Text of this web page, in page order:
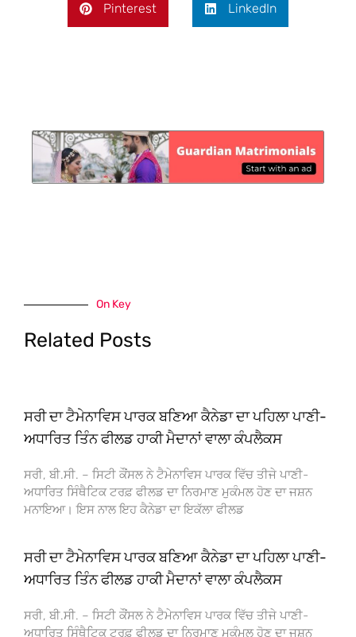
Pinterest LinkedIn
On Key
Related Posts
ਸਰੀ ਦਾ ਟੈਮੇਨਾਵਿਸ ਪਾਰਕ ਬਣਿਆ ਕੈਨੇਡਾ ਦਾ ਪਹਿਲਾ ਪਾਣੀ-
ਅਧਾਰਿਤ ਤਿੰਨ ਫੀਲਡ ਹਾਕੀ ਮੈਦਾਨਾਂ ਵਾਲਾ ਕੰਪਲੈਕਸ
ਸਰੀ, ਬੀ.ਸੀ. – ਸਿਟੀ ਕੌਂਸਲ ਨੇ ਟੈਮੇਨਾਵਿਸ ਪਾਰਕ ਵਿੱਚ ਤੀਜੇ ਪਾਣੀ-
ਅਧਾਰਿਤ ਸਿੰਥੈਟਿਕ ਟਰਫ਼ ਫੀਲਡ ਦਾ ਨਿਰਮਾਣ ਮੁਕੰਮਲ ਹੋਣ ਦਾ ਜਸ਼ਨ
ਮਨਾਇਆ। ਇਸ ਨਾਲ ਇਹ ਕੈਨੇਡਾ ਦਾ ਇਕੱਲਾ ਫੀਲਡ
ਸਰੀ ਦਾ ਟੈਮੇਨਾਵਿਸ ਪਾਰਕ ਬਣਿਆ ਕੈਨੇਡਾ ਦਾ ਪਹਿਲਾ ਪਾਣੀ-
ਅਧਾਰਿਤ ਤਿੰਨ ਫੀਲਡ ਹਾਕੀ ਮੈਦਾਨਾਂ ਵਾਲਾ ਕੰਪਲੈਕਸ
ਸਰੀ, ਬੀ.ਸੀ. – ਸਿਟੀ ਕੌਂਸਲ ਨੇ ਟੈਮੇਨਾਵਿਸ ਪਾਰਕ ਵਿੱਚ ਤੀਜੇ ਪਾਣੀ-
ਅਧਾਰਿਤ ਸਿੰਥੈਟਿਕ ਟਰਫ਼ ਫੀਲਡ ਦਾ ਨਿਰਮਾਣ ਮੁਕੰਮਲ ਹੋਣ ਦਾ ਜਸ਼ਨ